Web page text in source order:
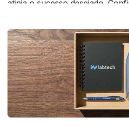
atinja o sucesso desejado.